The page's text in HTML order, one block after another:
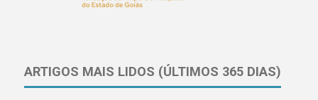
ARTIGOS MAIS LIDOS (ÚLTIMOS 365 DIAS)